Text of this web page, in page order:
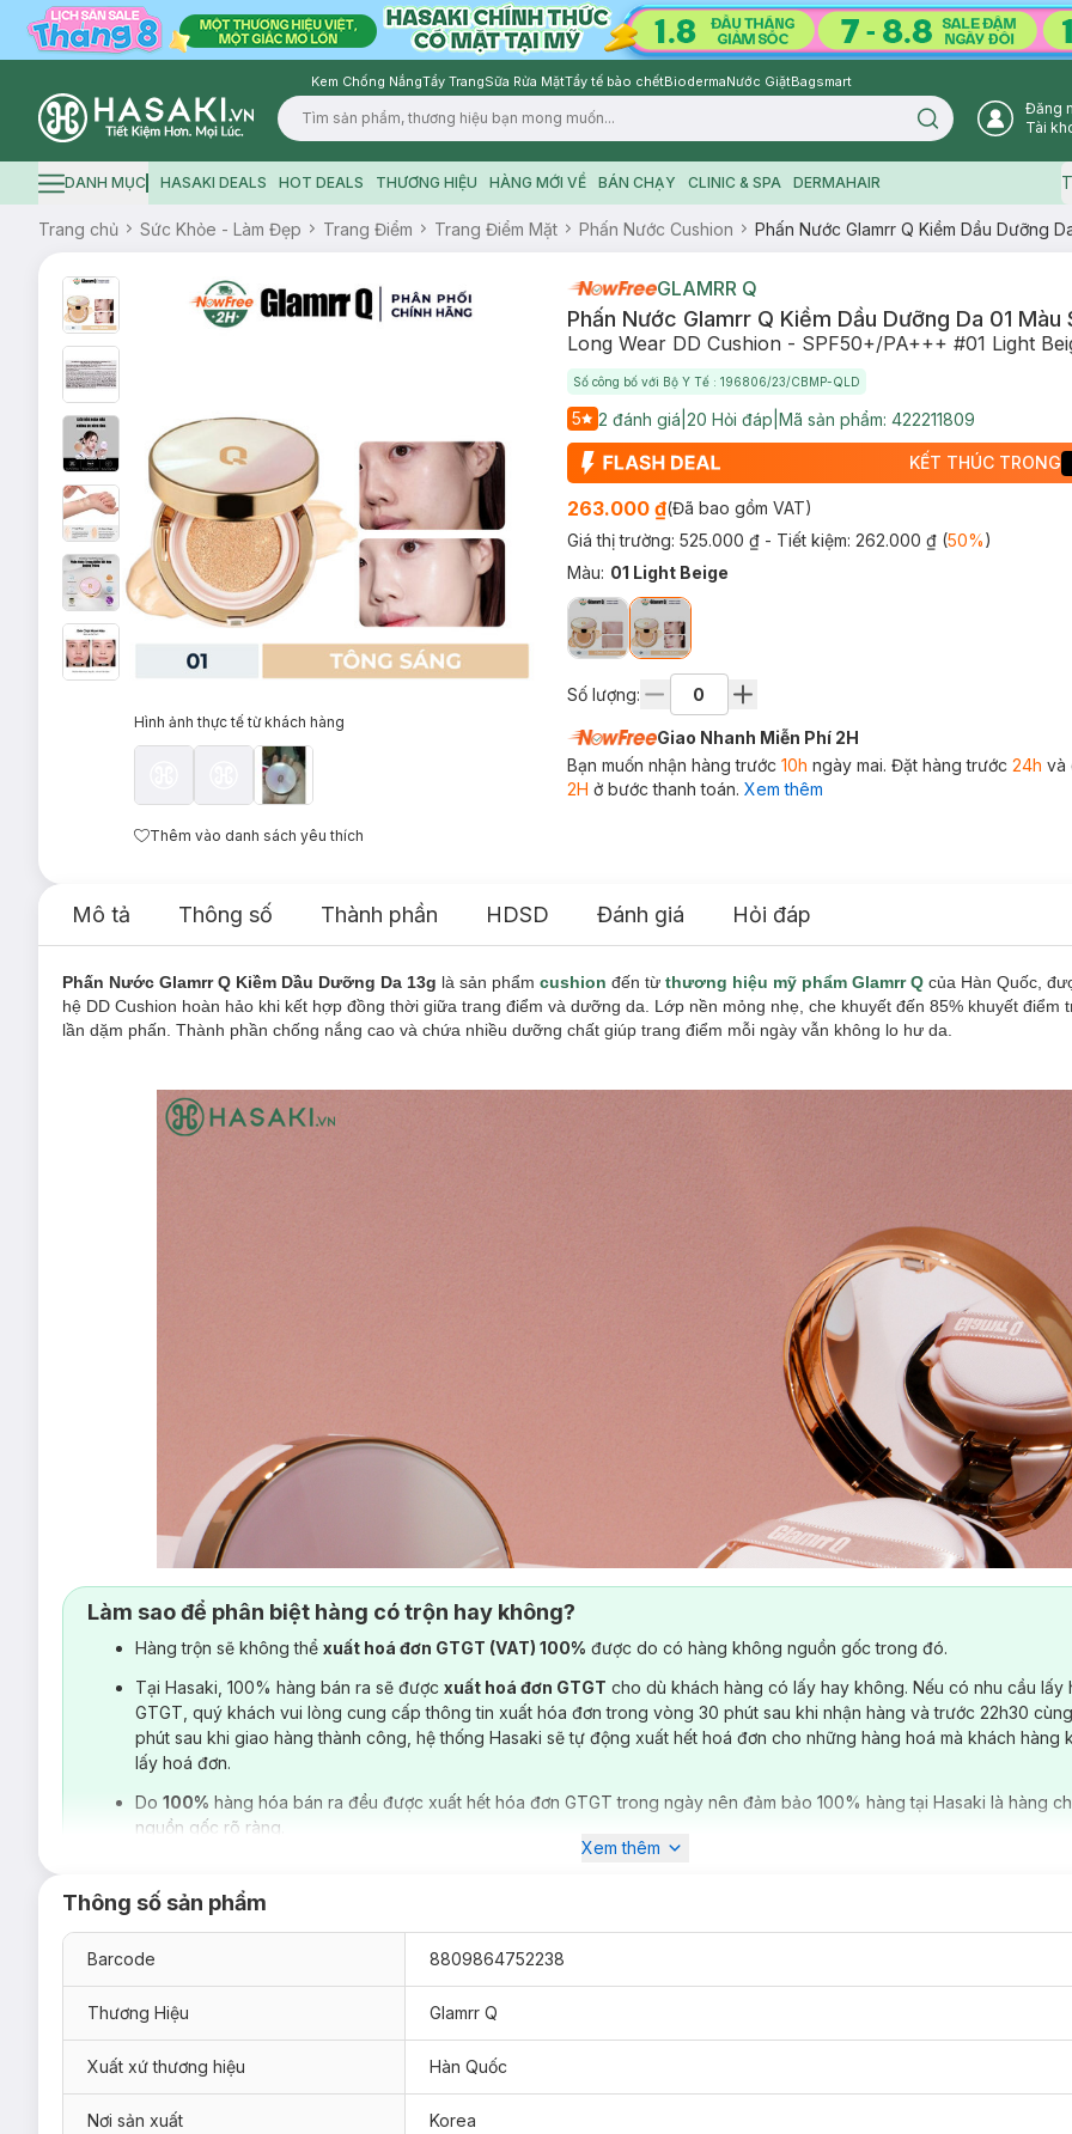
Kem Chống NắngTẩy TrangSữa Rửa MặtTẩy tế bào chếtBiodermaNước GiặtBagsmart
Logo
Search icon
Đăng
Tài
Hamburger icon
DANH MỤC HASAKI DEALS HOT DEALS THƯƠNG HIỆU HÀNG MỚI VỀ BÁN CHẠY CLINIC & SPA DERMAHAIR
Trang chủ Sức Khỏe - Làm Đẹp Trang Điểm Trang Điểm Mặt Phấn Nước Cushion Phấn Nước Glamrr Q Kiềm Dầu Dưỡng
Hình ảnh thực tế từ khách hàng
Thêm vào danh sách yêu thích
GLAMRR Q
Phấn Nước Glamrr Q Kiềm Dầu Dưỡng Da 01 Màu
Long Wear DD Cushion - SPF50+/PA+++ #01 Light
Số công bố với Bộ Y Tế : 196806/23/CBMP-QLD
5 2 đánh giá 20 Hỏi đáp Mã sản phẩm: 422211809
KẾT THÚC TRONG
263.000 ₫(Đã bao gồm VAT)
Giá thị trường: 525.000 ₫ - Tiết kiệm: 262.000 ₫(50%)
Màu: 01 Light Beige
Số lượng:
Giao Nhanh Miễn Phí 2H
Bạn muốn nhận hàng trước 10h ngày mai. Đặt hàng trước 24h và
2H ở bước thanh toán. Xem thêm
Mô tả Thông số Thành phần HDSD Đánh giá Hỏi đáp
Phấn Nước Glamrr Q Kiềm Dầu Dưỡng Da 13g là sản phẩm cushion đến từ thương hiệu mỹ phẩm Glamrr Q của Hàn Quốc,
hệ DD Cushion hoàn hảo khi kết hợp đồng thời giữa trang điểm và dưỡng da. Lớp nền mỏng nhẹ, che khuyết đến 85% khuyết điểm
lần dặm phấn. Thành phần chống nắng cao và chứa nhiều dưỡng chất giúp trang điểm mỗi ngày vẫn không lo hư da.
Làm sao để phân biệt hàng có trộn hay không?
Hàng trộn sẽ không thể xuất hoá đơn GTGT (VAT) 100% được do có hàng không nguồn gốc trong đó.
Tại Hasaki, 100% hàng bán ra sẽ được xuất hoá đơn GTGT cho dù khách hàng có lấy hay không. Nếu có nhu cầu lấy
GTGT, quý khách vui lòng cung cấp thông tin xuất hóa đơn trong vòng 30 phút sau khi nhận hàng và trước 22h30
phút sau khi giao hàng thành công, hệ thống Hasaki sẽ tự động xuất hết hoá đơn cho những hàng hoá mà khách hàng
lấy hoá đơn.
Do 100% hàng hóa bán ra đều được xuất hết hóa đơn GTGT trong ngày nên đảm bảo 100% hàng tại Hasaki là hàng
nguồn gốc rõ ràng.
Xem thêm
Thông số sản phẩm
Barcode 8809864752238
Thương Hiệu Glamrr Q
Xuất xứ thương hiệu Hàn Quốc
Nơi sản xuất Korea